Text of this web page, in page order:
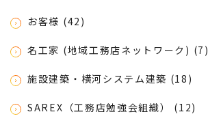
お客様 (42)
名工家 (地域工務店ネットワーク) (7)
施設建築・横河システム建築 (18)
SAREX（工務店勉強会組織） (12)